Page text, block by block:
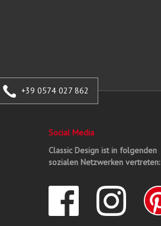
+39 0574 027 862
Social Media
Classic Design ist in folgenden
sozialen Netzwerken vertreten: